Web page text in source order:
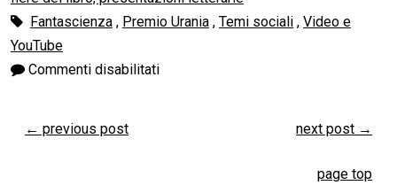
Fantascienza , Premio Urania , Temi sociali , Video e
YouTube
Commenti disabilitati
← previous post next post →
page top